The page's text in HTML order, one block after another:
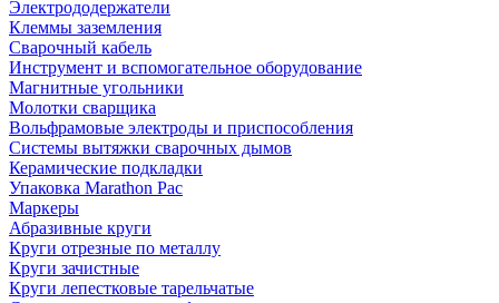
Электрододержатели
Клеммы заземления
Сварочный кабель
Инструмент и вспомогательное оборудование
Магнитные угольники
Молотки сварщика
Вольфрамовые электроды и приспособления
Системы вытяжки сварочных дымов
Керамические подкладки
Упаковка Marathon Pac
Маркеры
Абразивные круги
Круги отрезные по металлу
Круги зачистные
Круги лепестковые тарельчатые